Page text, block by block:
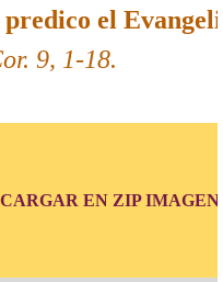
predico el
9, 1-18.
EN ZIP